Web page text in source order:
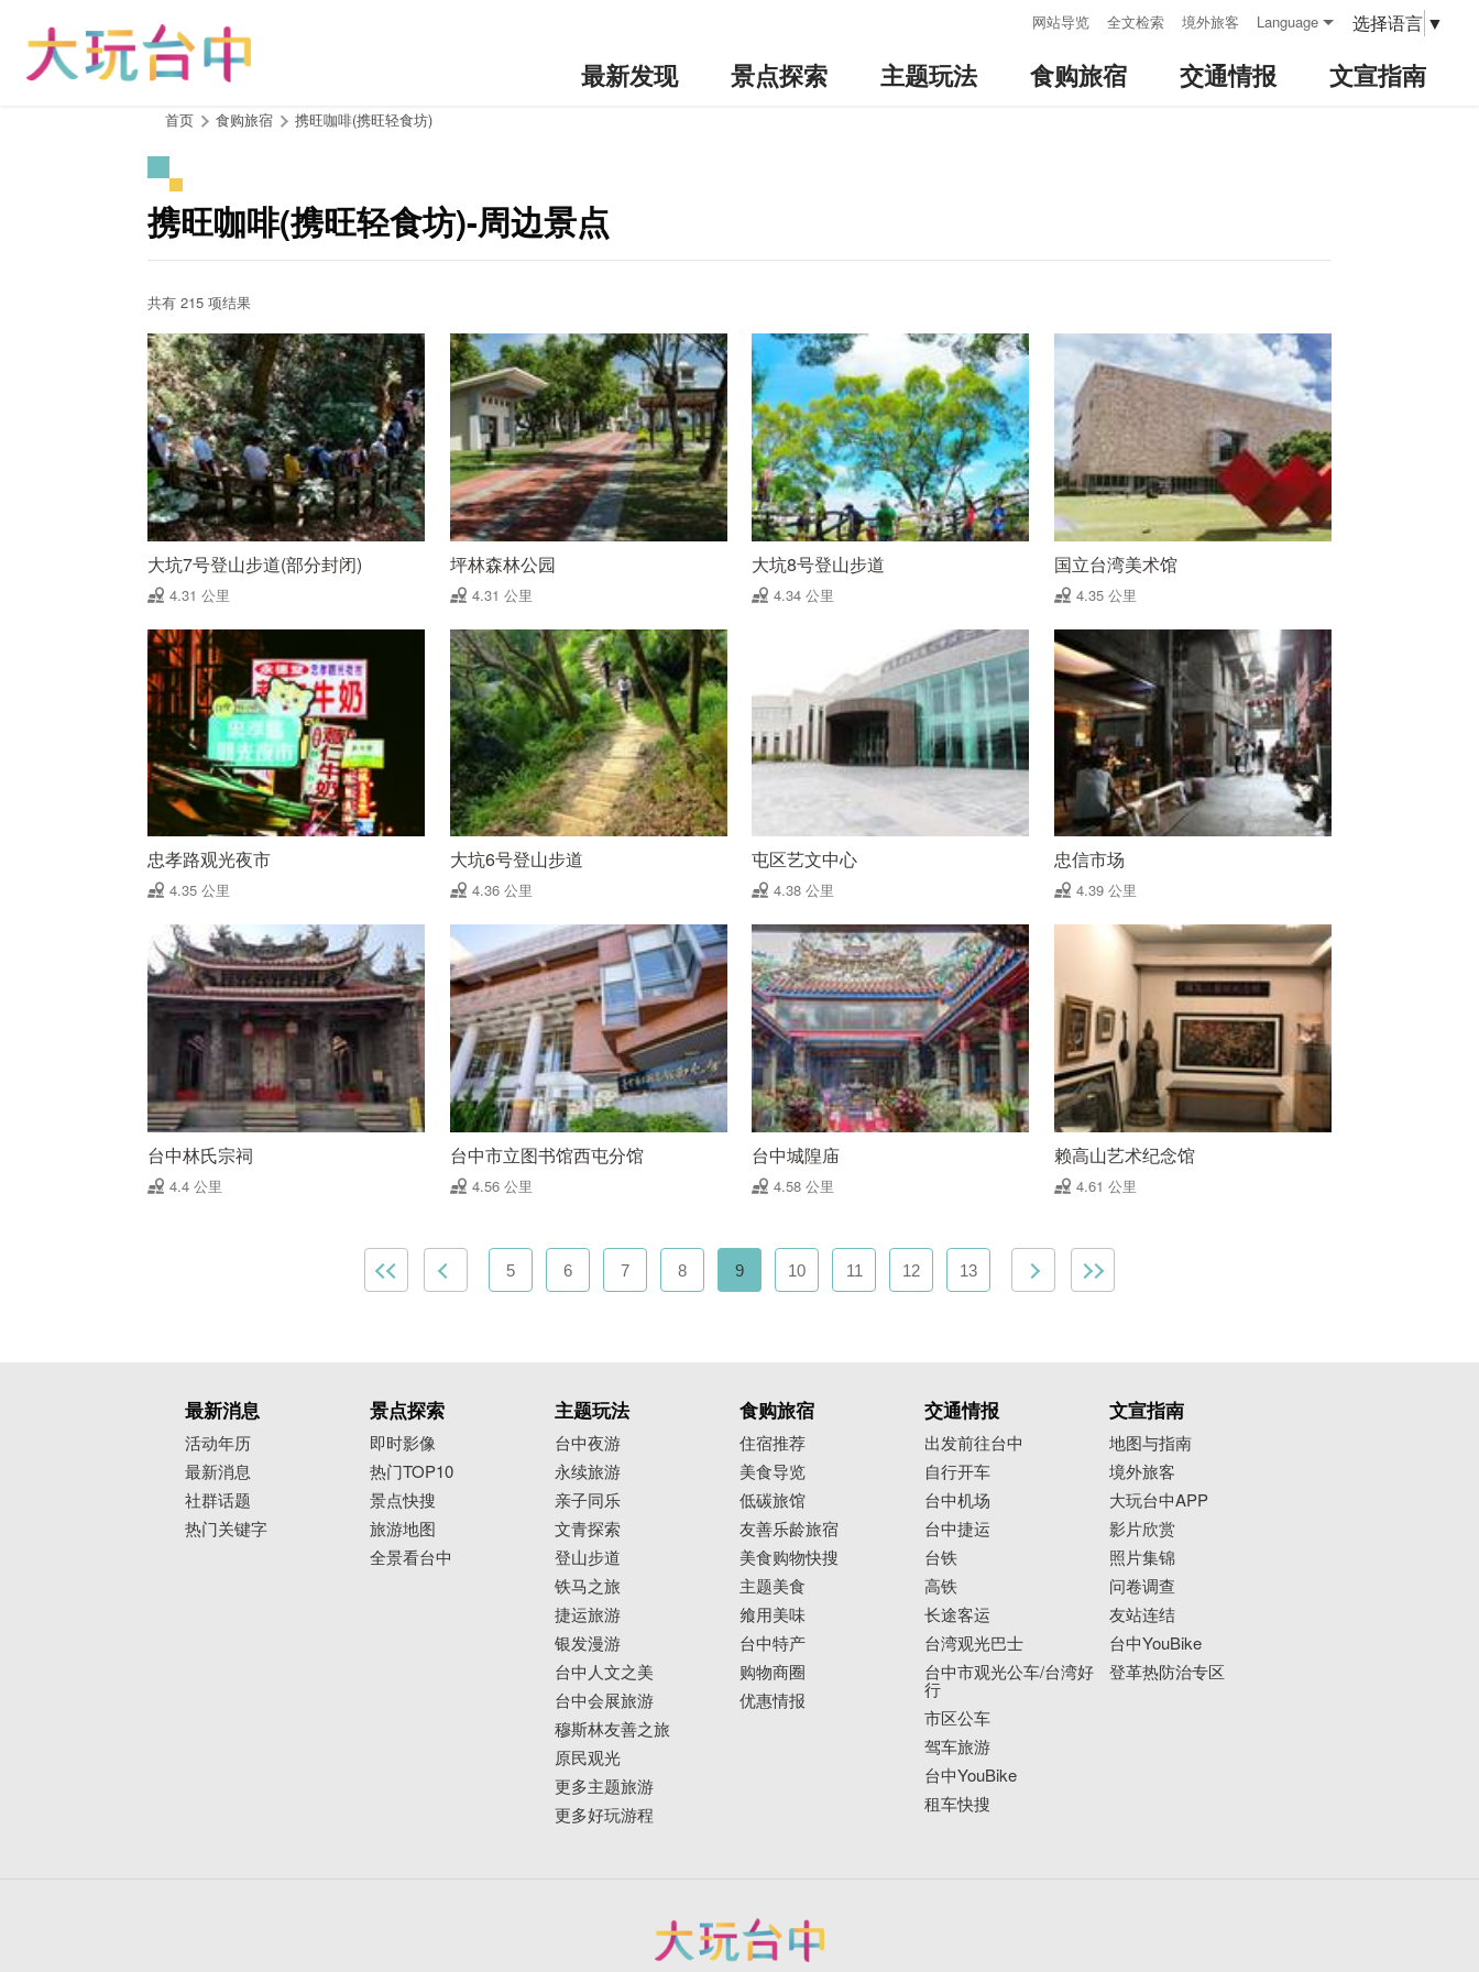
网站导览 全文检索 境外旅客 Language 选择语言 ▼
最新发现 景点探索 主题玩法 食购旅宿 交通情报 文宣指南
首页 食购旅宿 携旺咖啡(携旺轻食坊)
携旺咖啡(携旺轻食坊)-周边景点
共有 215 项结果
大坑7号登山步道(部分封闭)
4.31 公里
坪林森林公园
4.31 公里
大坑8号登山步道
4.34 公里
国立台湾美术馆
4.35 公里
忠孝路观光夜市
4.35 公里
大坑6号登山步道
4.36 公里
屯区艺文中心
4.38 公里
忠信市场
4.39 公里
台中林氏宗祠
4.4 公里
台中市立图书馆西屯分馆
4.56 公里
台中城隍庙
4.58 公里
赖高山艺术纪念馆
4.61 公里
5 6 7 8 9 10 11 12 13
最新消息
活动年历
最新消息
社群话题
热门关键字
景点探索
即时影像
热门TOP10
景点快搜
旅游地图
全景看台中
主题玩法
台中夜游
永续旅游
亲子同乐
文青探索
登山步道
铁马之旅
捷运旅游
银发漫游
台中人文之美
台中会展旅游
穆斯林友善之旅
原民观光
更多主题旅游
更多好玩游程
食购旅宿
住宿推荐
美食导览
低碳旅馆
友善乐龄旅宿
美食购物快搜
主题美食
飨用美味
台中特产
购物商圈
优惠情报
交通情报
出发前往台中
自行开车
台中机场
台中捷运
台铁
高铁
长途客运
台湾观光巴士
台中市观光公车/台湾好
行
市区公车
驾车旅游
台中YouBike
租车快搜
文宣指南
地图与指南
境外旅客
大玩台中APP
影片欣赏
照片集锦
问卷调查
友站连结
台中YouBike
登革热防治专区